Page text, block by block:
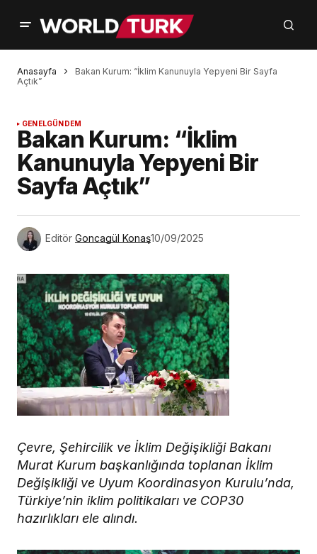
Anasayfa
Bakan Kurum: “İklim Kanunuyla Yepyeni Bir Sayfa
Açtık”
GENELGÜNDEM
Bakan Kurum: “İklim
Kanunuyla Yepyeni Bir
Sayfa Açtık”
Editör Goncagül Konaş10/09/2025
Çevre, Şehircilik ve İklim Değişikliği Bakanı
Murat Kurum başkanlığında toplanan İklim
Değişikliği ve Uyum Koordinasyon Kurulu’nda,
Türkiye’nin iklim politikaları ve COP30
hazırlıkları ele alındı.